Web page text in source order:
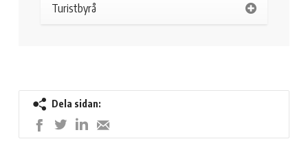
Turistbyrå
Dela sidan:
Dela
på
Dela
på
Dela
på
Dela
med